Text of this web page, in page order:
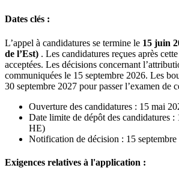
Dates clés :
L’appel à candidatures se termine le 15 juin
de l’Est) . Les candidatures reçues après
acceptées. Les décisions concernant
communiquées le 15 septembre 2026. Les
30 septembre 2027 pour passer l’examen de
Ouverture des candidatures : 15 mai
Date limite de dépôt des candidatures
HE)
Notification de décision : 15 septembre
Exigences relatives à l'application :